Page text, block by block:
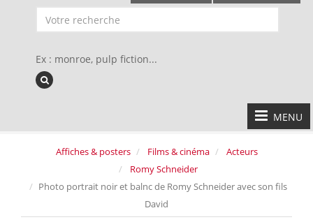
Ex : monroe, pulp fiction...
MENU
Affiches & posters Films & cinéma
Acteurs
Romy Schneider
Photo portrait noir et balnc de Romy Schneider avec son fils
David